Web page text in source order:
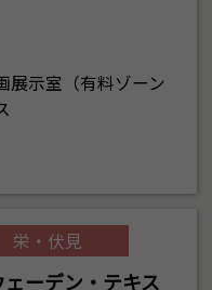
展示室（有料ゾーン
栄・伏見
ェーデン・テキス